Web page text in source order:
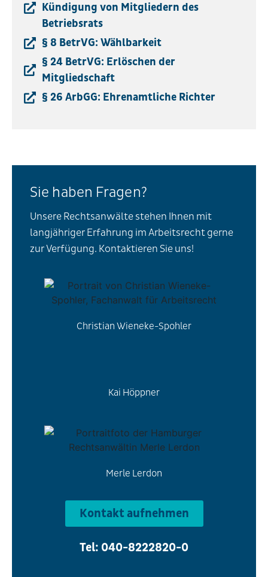
Kündigung von Mitgliedern des
Betriebsrats
§ 8 BetrVG: Wählbarkeit
§ 24 BetrVG: Erlöschen der
Mitgliedschaft
§ 26 ArbGG: Ehrenamtliche Richter
Sie haben Fragen?
Unsere Rechtsanwälte stehen Ihnen mit
langjähriger Erfahrung im Arbeitsrecht gerne
zur Verfügung. Kontaktieren Sie uns!
Christian Wieneke-Spohler
Kai Höppner
Merle Lerdon
Kontakt aufnehmen
Tel: 040-8222820-0